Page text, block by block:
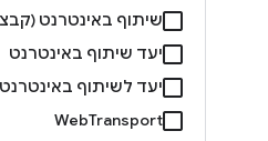
שיתוף באינטרנט
יעד שיתוף באינטרנט
יעד לשיתוף
WebTransport